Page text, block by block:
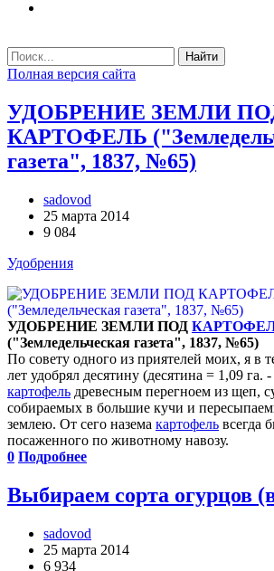
Найти
Полная версия сайта
УДОБРЕНИЕ ЗЕМЛИ
КАРТОФЕЛЬ
газета", 1837, №65)
sadovod
25 марта 2014
9 084
Удобрения
УДОБРЕНИЕ ЗЕМЛИ ПОД
("Земледельческая газета", 1837, №65)
По совету одного из приятелей моих, я в
лет удобрял десятину (десятина = 1,09 га.
картофель древесным перегноем из щеп,
собираемых в большие кучи и
землею. От сего назема картофель всегда
посаженного по животному навозу.
0 Подробнее
Выбираем сорта огурцов
sadovod
25 марта 2014
6 934